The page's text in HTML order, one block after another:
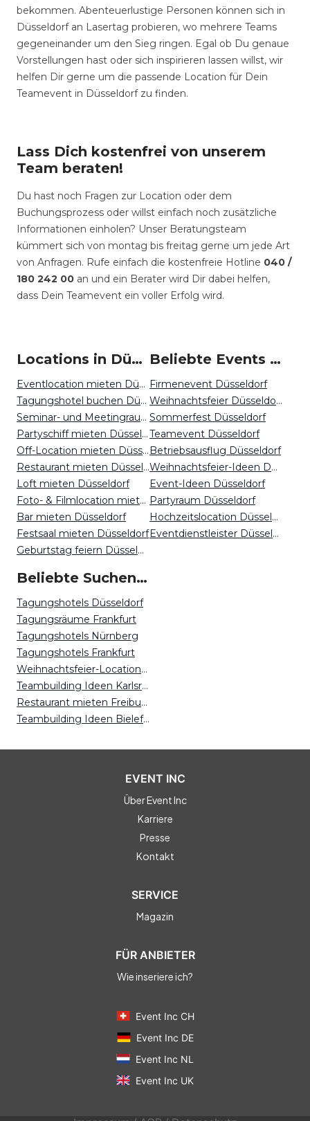
bekommen. Abenteuerlustige Personen können sich in
Düsseldorf an Lasertag probieren, wo mehrere Teams
gegeneinander um den Sieg ringen. Egal ob Du genaue
Vorstellungen hast oder sich inspirieren lassen willst, wir
helfen Dir gerne um die passende Location für Dein
Teamevent in Düsseldorf zu finden.
Lass Dich kostenfrei von unserem
Team beraten!
Du hast noch Fragen zur Location oder dem
Buchungsprozess oder willst einfach noch zusätzliche
Informationen einholen? Unser Beratungsteam
kümmert sich von montag bis freitag gerne um jede Art
von Anfragen. Rufe einfach die kostenfreie Hotline 040 /
180 242 00 an und ein Berater wird Dir dabei helfen,
dass Dein Teamevent ein voller Erfolg wird.
Locations in Düsseldorf mieten
Eventlocation mieten Düsseldorf
Tagungshotel buchen Düsseldorf
Seminar- und Meetingraum mieten Düsseldorf
Partyschiff mieten Düsseldorf
Off-Location mieten Düsseldorf
Restaurant mieten Düsseldorf
Loft mieten Düsseldorf
Foto- & Filmlocation mieten Düsseldorf
Bar mieten Düsseldorf
Festsaal mieten Düsseldorf
Geburtstag feiern Düsseldorf
Beliebte Events in Düsseldorf
Firmenevent Düsseldorf
Weihnachtsfeier Düsseldorf
Sommerfest Düsseldorf
Teamevent Düsseldorf
Betriebsausflug Düsseldorf
Weihnachtsfeier-Ideen Düsseldorf
Event-Ideen Düsseldorf
Partyraum Düsseldorf
Hochzeitslocation Düsseldorf
Eventdienstleister Düsseldorf
Beliebte Suchen auf Event Inc
Tagungshotels Düsseldorf
Tagungsräume Frankfurt
Tagungshotels Nürnberg
Tagungshotels Frankfurt
Weihnachtsfeier-Locations Bremen
Teambuilding Ideen Karlsruhe
Restaurant mieten Freiburg
Teambuilding Ideen Bielefeld
EVENT INC
Über Event Inc
Karriere
Presse
Kontakt
SERVICE
Magazin
FÜR ANBIETER
Wie inseriere ich?
Event Inc CH
Event Inc DE
Event Inc NL
Event Inc UK